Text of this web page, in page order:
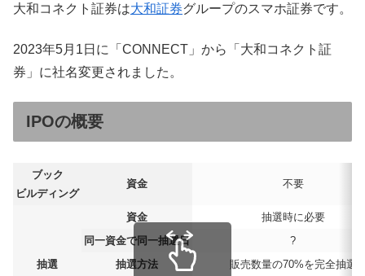
大和コネクト証券は大和証券グループのスマホ証券です。
2023年5月1日に「CONNECT」から「大和コネクト証
券」に社名変更されました。
IPOの概要
ブック
ビルディング
資金 不要
抽選
資金
抽選時に必要
同一資金で同一抽選日
?
抽選方法
販売数量の70%を完全抽選